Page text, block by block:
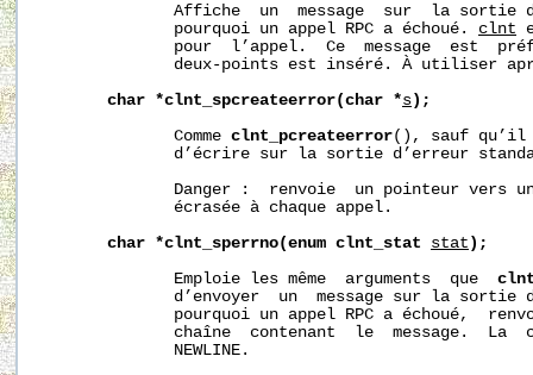
Affiche  un  message  sur  la sortie
              pourquoi un appel RPC a échoué.
clnt
pour  l’appel.  Ce  message  est
deux-points est inséré. À utiliser
char *clnt_spcreateerror(char *s );
              Comme
clnt_pcreateerror(), sauf qu’il
d’écrire sur la sortie d’erreur
Danger :  renvoie  un pointeur vers
              écrasée à chaque appel.
char *clnt_sperrno(enum clnt_stat stat );
              Emploie les même  arguments  que
d’envoyer  un  message sur la sortie
pourquoi un appel RPC a échoué,
chaîne  contenant  le  message.  La
              NEWLINE.